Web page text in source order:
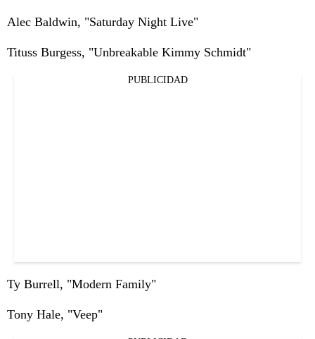
Alec Baldwin, "Saturday Night Live"
Tituss Burgess, "Unbreakable Kimmy Schmidt"
PUBLICIDAD
Ty Burrell, "Modern Family"
Tony Hale, "Veep"